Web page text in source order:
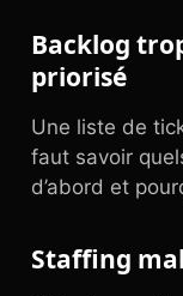
Backlog
priorisé
Une liste de
faut savoir
d’abord et
Staffing